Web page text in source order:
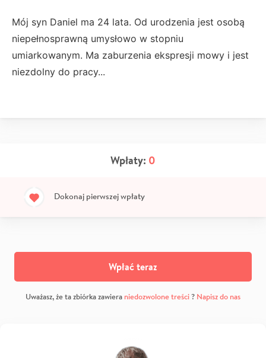
Mój syn Daniel ma 24 lata. Od urodzenia jest osobą
niepełnosprawną umysłowo w stopniu
umiarkowanym. Ma zaburzenia ekspresji mowy i jest
niezdolny do pracy...
Wpłaty: 0
Dokonaj pierwszej wpłaty
Wpłać teraz
Uważasz, że ta zbiórka zawiera niedozwolone treści? Napisz do nas